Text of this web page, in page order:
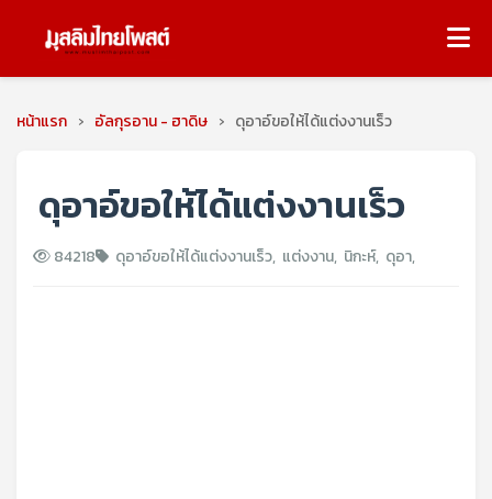
หน้าแรก › อัลกุรอาน - ฮาดิษ › ดุอาอ์ขอให้ได้แต่งงานเร็ว
ดุอาอ์ขอให้ได้แต่งงานเร็ว
84218 ดุอาอ์ขอให้ได้แต่งงานเร็ว, แต่งงาน, นิกะห์, ดุอา,